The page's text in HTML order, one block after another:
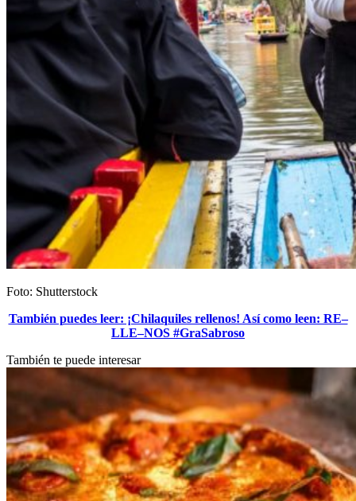
Foto: Shutterstock
También puedes leer: ¡Chilaquiles rellenos! Así como leen: RE–
LLE–NOS #GraSabroso
También te puede interesar